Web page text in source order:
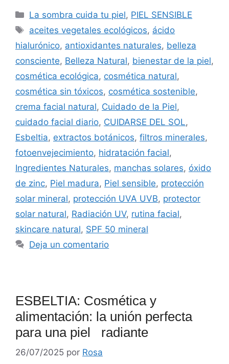
La sombra cuida tu piel, PIEL SENSIBLE
aceites vegetales ecológicos, ácido
hialurónico, antioxidantes naturales, belleza
consciente, Belleza Natural, bienestar de la piel,
cosmética ecológica, cosmética natural,
cosmética sin tóxicos, cosmética sostenible,
crema facial natural, Cuidado de la Piel,
cuidado facial diario, CUIDARSE DEL SOL,
Esbeltia, extractos botánicos, filtros minerales,
fotoenvejecimiento, hidratación facial,
Ingredientes Naturales, manchas solares, óxido
de zinc, Piel madura, Piel sensible, protección
solar mineral, protección UVA UVB, protector
solar natural, Radiación UV, rutina facial,
skincare natural, SPF 50 mineral
Deja un comentario
ESBELTIA: Cosmética y
alimentación: la unión perfecta
para una piel radiante
26/07/2025 por Rosa